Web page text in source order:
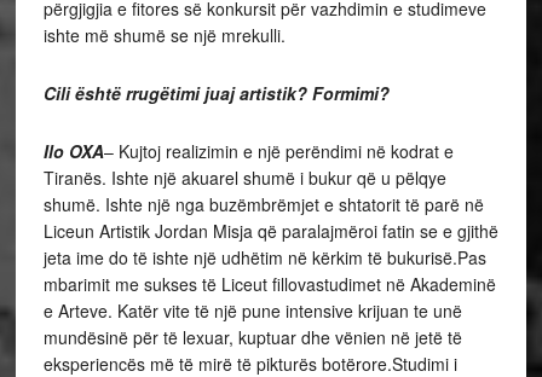
përgjigjia e fitores së konkursit për vazhdimin e studimeve
ishte më shumë se një mrekulli.
Cili është rrugëtimi juaj artistik? Formimi?
Ilo OXA– Kujtoj realizimin e një perëndimi në kodrat e
Tiranës. Ishte një akuarel shumë i bukur që u pëlqye
shumë. Ishte një nga buzëmbrëmjet e shtatorit të parë në
Liceun Artistik Jordan Misja që paralajmëroi fatin se e gjithë
jeta ime do të ishte një udhëtim në kërkim të bukurisë.Pas
mbarimit me sukses të Liceut fillovastudimet në Akademinë
e Arteve. Katër vite të një pune intensive krijuan te unë
mundësinë për të lexuar, kuptuar dhe vënien në jetë të
eksperiencës më të mirë të pikturës botërore.Studimi i